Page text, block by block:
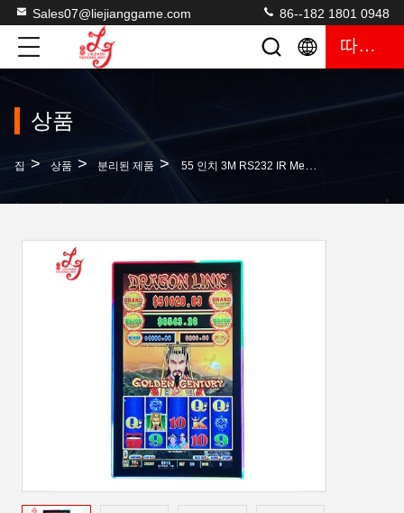
Sales07@liejianggame.com 86--182 1801 0948
따옴표
상품
집 > 상품 > 분리된 제품 > 55 인치 3M RS232 IR Mega Link 슬롯 게임 기계장치 터치 스크린 모니터